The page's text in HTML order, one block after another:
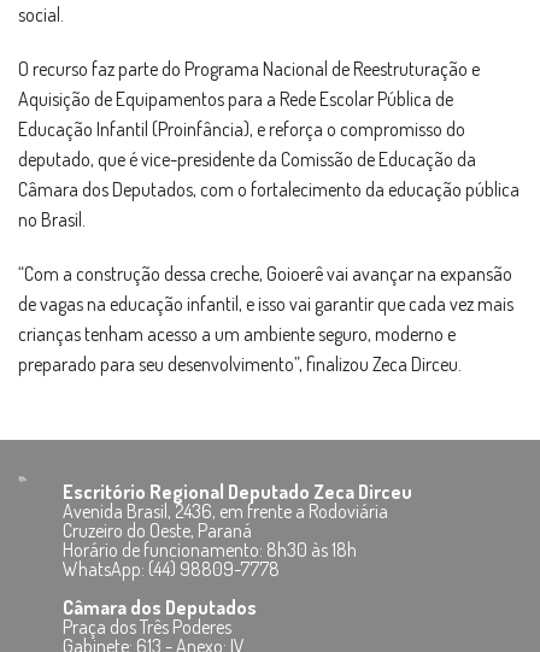
social.
O recurso faz parte do Programa Nacional de Reestruturação e
Aquisição de Equipamentos para a Rede Escolar Pública de
Educação Infantil (Proinfância), e reforça o compromisso do
deputado, que é vice-presidente da Comissão de Educação da
Câmara dos Deputados, com o fortalecimento da educação pública
no Brasil.
“Com a construção dessa creche, Goioerê vai avançar na expansão
de vagas na educação infantil, e isso vai garantir que cada vez mais
crianças tenham acesso a um ambiente seguro, moderno e
preparado para seu desenvolvimento”, finalizou Zeca Dirceu.
Escritório Regional Deputado Zeca Dirceu
Avenida Brasil, 2436, em frente a Rodoviária
Cruzeiro do Oeste, Paraná
Horário de funcionamento: 8h30 às 18h
WhatsApp: (44) 98809-7778
Câmara dos Deputados
Praça dos Três Poderes
Gabinete: 613 - Anexo: IV